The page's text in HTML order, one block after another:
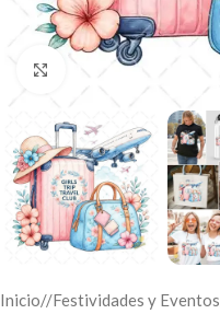
Click to enlarge
Inicio/ Festividades y Eventos